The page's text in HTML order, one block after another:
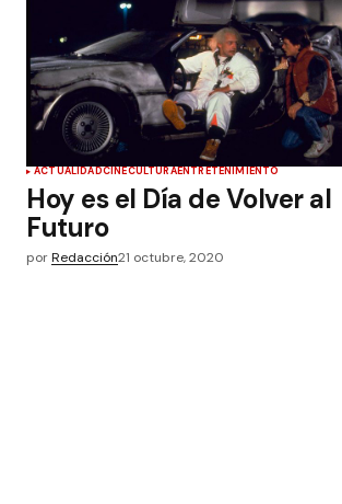
ACTUALIDADCINECULTURAENTRETENIMIENTO
Hoy es el Día de Volver al
Futuro
porRedacción21 octubre, 2020